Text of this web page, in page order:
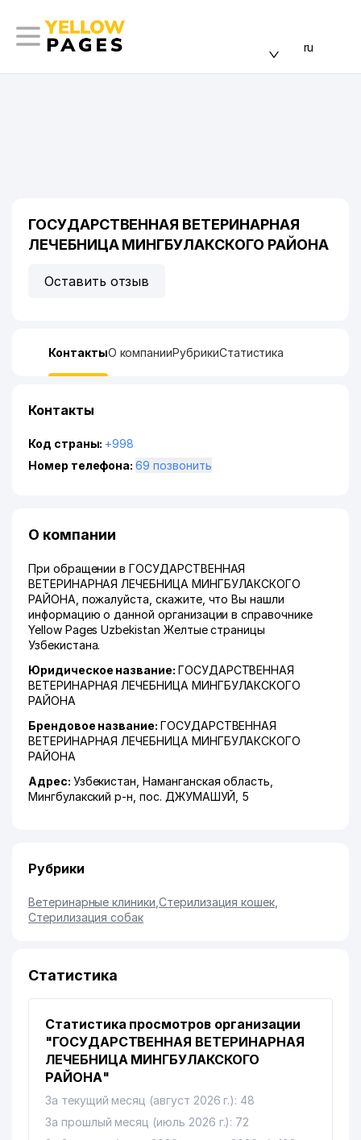
ru
ГОСУДАРСТВЕННАЯ ВЕТЕРИНАРНАЯ
ЛЕЧЕБНИЦА МИНГБУЛАКСКОГО РАЙОНА
Оставить отзыв
КонтактыО компанииРубрикиСтатистика
Контакты
Код страны: +998
Номер телефона:
69 позвонить
О компании
При обращении в ГОСУДАРСТВЕННАЯ
ВЕТЕРИНАРНАЯ ЛЕЧЕБНИЦА МИНГБУЛАКСКОГО
РАЙОНА, пожалуйста, скажите, что Вы нашли
информацию о данной организации в справочнике
Yellow Pages Uzbekistan Желтые страницы
Узбекистана.
Юридическое название: ГОСУДАРСТВЕННАЯ
ВЕТЕРИНАРНАЯ ЛЕЧЕБНИЦА МИНГБУЛАКСКОГО
РАЙОНА
Брендовое название: ГОСУДАРСТВЕННАЯ
ВЕТЕРИНАРНАЯ ЛЕЧЕБНИЦА МИНГБУЛАКСКОГО
РАЙОНА
Адрес: Узбекистан,Наманганская область
Мингбулакский р-н ,пос. ДЖУМАШУЙ , 5
Рубрики
Ветеринарные клиники Стерилизация кошек
Стерилизация собак
Статистика
Статистика просмотров организации
"ГОСУДАРСТВЕННАЯ ВЕТЕРИНАРНАЯ
ЛЕЧЕБНИЦА МИНГБУЛАКСКОГО
РАЙОНА"
За текущий месяц (август 2026 г.): 48
За прошлый месяц (июль 2026 г.): 72